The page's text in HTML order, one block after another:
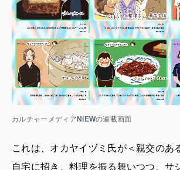
カルチャーメディア NiEWの連載画面
これは、オカヤイヅミ氏が＜親交のあ
自宅に招き、料理を振る舞いつつ、サ